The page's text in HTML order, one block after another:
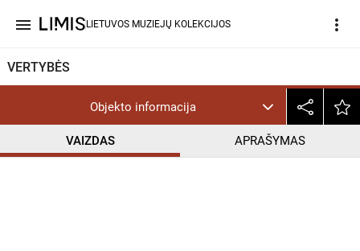
menu LIETUVOS MUZIEJŲ KOLEKCIJOS more_vert
VERTYBĖS
Objekto informacija
VAIZDAS APRAŠYMAS
CC BY-NC-ND